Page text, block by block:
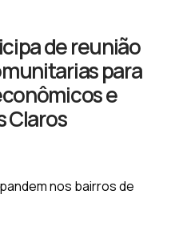
de reunião
para
e
Claros